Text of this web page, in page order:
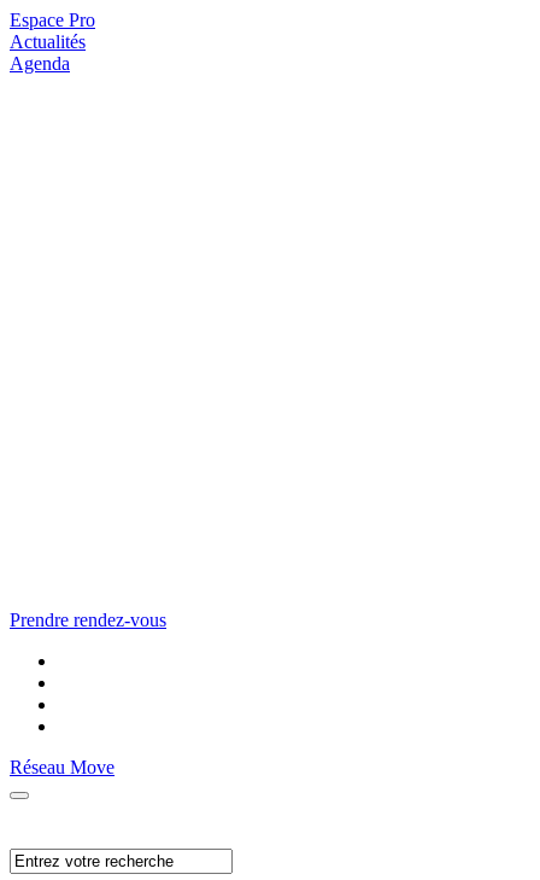
Espace Pro
Actualités
Agenda
Prendre rendez-vous
Réseau Move